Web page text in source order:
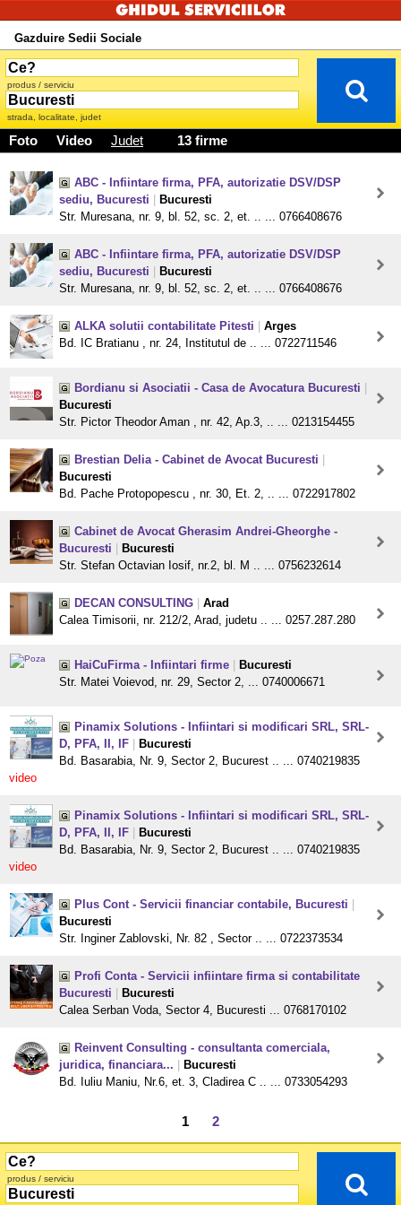
Gazduire Sedii Sociale
produs / serviciu
strada, localitate, judet
Foto Video Judet 13 firme
ABC - Infiintare firma, PFA, autorizatie DSV/DSP
sediu, Bucuresti
Bucuresti
Str. Muresana, nr. 9, bl. 52, sc. 2, et. .. ... 0766408676
ABC - Infiintare firma, PFA, autorizatie DSV/DSP
sediu, Bucuresti
Bucuresti
Str. Muresana, nr. 9, bl. 52, sc. 2, et. .. ... 0766408676
ALKA solutii contabilitate Pitesti
Arges
Bd. IC Bratianu , nr. 24, Institutul de .. ... 0722711546
Bordianu si Asociatii - Casa de Avocatura Bucuresti
Bucuresti
Str. Pictor Theodor Aman , nr. 42, Ap.3, .. ... 0213154455
Brestian Delia - Cabinet de Avocat Bucuresti
Bucuresti
Bd. Pache Protopopescu , nr. 30, Et. 2, .. ... 0722917802
Cabinet de Avocat Gherasim Andrei-Gheorghe -
Bucuresti
Bucuresti
Str. Stefan Octavian Iosif, nr.2, bl. M .. ... 0756232614
DECAN CONSULTING
Arad
Calea Timisorii, nr. 212/2, Arad, judetu .. ... 0257.287.280
HaiCuFirma - Infiintari firme
Bucuresti
Str. Matei Voievod, nr. 29, Sector 2, ... 0740006671
Pinamix Solutions - Infiintari si modificari SRL, SRL-
D, PFA, II, IF
Bucuresti
Bd. Basarabia, Nr. 9, Sector 2, Bucurest .. ... 0740219835
video
Pinamix Solutions - Infiintari si modificari SRL, SRL-
D, PFA, II, IF
Bucuresti
Bd. Basarabia, Nr. 9, Sector 2, Bucurest .. ... 0740219835
video
Plus Cont - Servicii financiar contabile, Bucuresti
Bucuresti
Str. Inginer Zablovski, Nr. 82 , Sector .. ... 0722373534
Profi Conta - Servicii infiintare firma si contabilitate
Bucuresti
Bucuresti
Calea Serban Voda, Sector 4, Bucuresti ... 0768170102
Reinvent Consulting - consultanta comerciala,
juridica, financiara...
Bucuresti
Bd. Iuliu Maniu, Nr.6, et. 3, Cladirea C .. ... 0733054293
1 2
produs / serviciu